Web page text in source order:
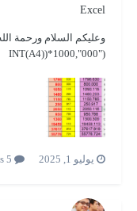
Excel
INT(A4))*1000,"000")
يوليو 1, 2025